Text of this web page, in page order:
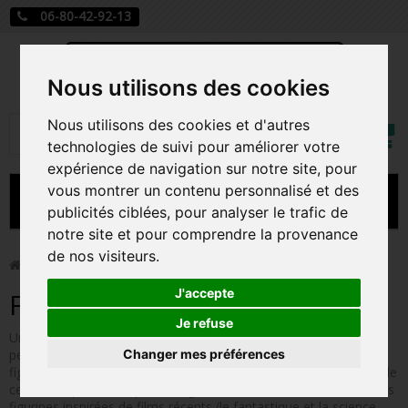
Nous utilisons des cookies
Nous utilisons des cookies et d'autres
technologies de suivi pour améliorer votre
expérience de navigation sur notre site, pour
vous montrer un contenu personnalisé et des
publicités ciblées, pour analyser le trafic de
notre site et pour comprendre la provenance
de nos visiteurs.
J'accepte
Je refuse
Changer mes préférences
06-80-42-92-13
Rechercher
Mon
MENU
CARTE A JOUER
PRÉCOMMANDE FIGURINES POP
FIGURINES POP MANGA
FIGURINES POP DISNEY
FIGURINES POP MARVEL
Funko Pop! > Figurines Pop Autres Films
Figurines Pop Autres Films
Une grosse partie des figurines créées par Funko s'inspire de
personnages de films. La première licence ayant été créée en
figurines Pop est d'ailleurs Star Wars qui reste aujourd'hui l'une de
celles comprenant le plus de figurines. On retrouve aussi bien des